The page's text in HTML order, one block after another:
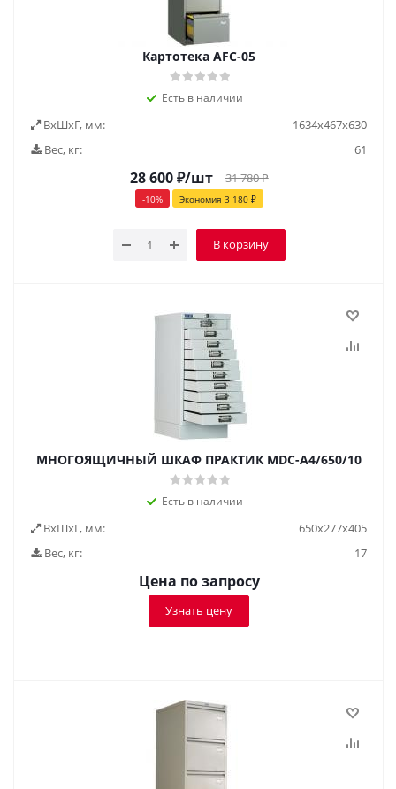
Картотека AFC-05
Есть в наличии
ВxШxГ, мм:
1634х467х630
Вес, кг:
61
28 600₽/шт 31 780₽
-10% Экономия 3 180₽
В корзину
МНОГОЯЩИЧНЫЙ ШКАФ ПРАКТИК MDC-A4/650/10
Есть в наличии
ВxШxГ, мм:
650x277x405
Вес, кг:
17
Цена по запросу
Узнать цену